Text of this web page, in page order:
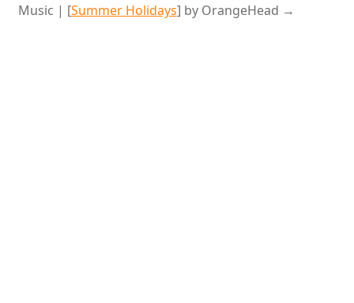
Music | [Summer Holidays] by OrangeHead →